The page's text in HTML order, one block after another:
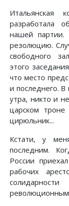
Итальянская
разработала
нашей партии.
резолюцию.
свободного
этого
что место
и последнего. В
утра, никто и
царском троне
цирюльник...
Кстати, у
последним.
России
рабочих